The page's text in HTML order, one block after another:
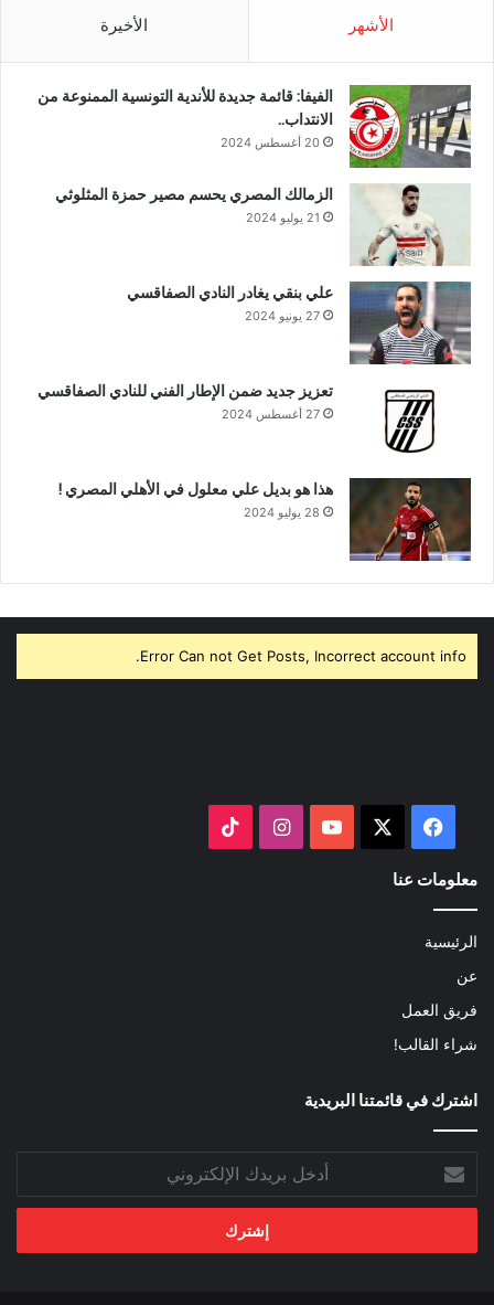
الأشهر الأخيرة
الفيفا: قائمة جديدة للأندية التونسية الممنوعة من
الانتداب..
20 أغسطس 2024
الزمالك المصري يحسم مصير حمزة المثلوثي
21 يوليو 2024
علي بنقي يغادر النادي الصفاقسي
27 يونيو 2024
تعزيز جديد ضمن الإطار الفني للنادي الصفاقسي
27 أغسطس 2024
هذا هو بديل علي معلول في الأهلي المصري !
28 يوليو 2024
Error Can not Get Posts, Incorrect account info.
فيسبوك ‫YouTubeانستقرام
معلومات عنا
الرئيسية
عن
فريق العمل
شراء القالب!
اشترك في قائمتنا البريدية
بريدك
الإلكتروني